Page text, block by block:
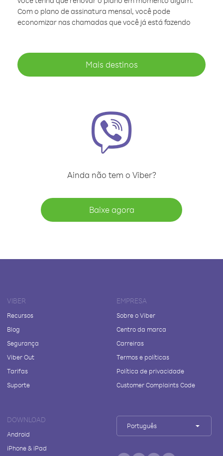
Com o plano de assinatura mensal, você pode
economizar nas chamadas que você já está fazendo
Mais destinos
Ainda não tem o Viber?
Baixe agora
VIBER
Recursos
Blog
Segurança
Viber Out
Tarifas
Suporte
EMPRESA
Sobre o Viber
Centro da marca
Carreiras
Termos e políticas
Política de privacidade
Customer Complaints Code
DOWNLOAD
Android
iPhone & iPad
Português